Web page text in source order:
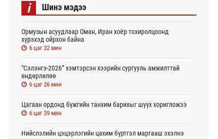
i Шинэ мэдээ
Ормузын асуудлаар Оман, Иран хоёр тохиролцоонд
хүрэхэд ойрхон байна
6 цаг 22 мин
"Сэлэнгэ-2026” хэмтэрсэн хээрийн сургууль амжилттай
өндөрлөлөө
6 цаг 26 мин
Цагаан ордонд бүжгийн танхим барихыг шүүх хоригложээ
6 цаг 39 мин
Нийслэлийн цэцэрлэгийн цахим бүртгэл маргааш эхэлнэ